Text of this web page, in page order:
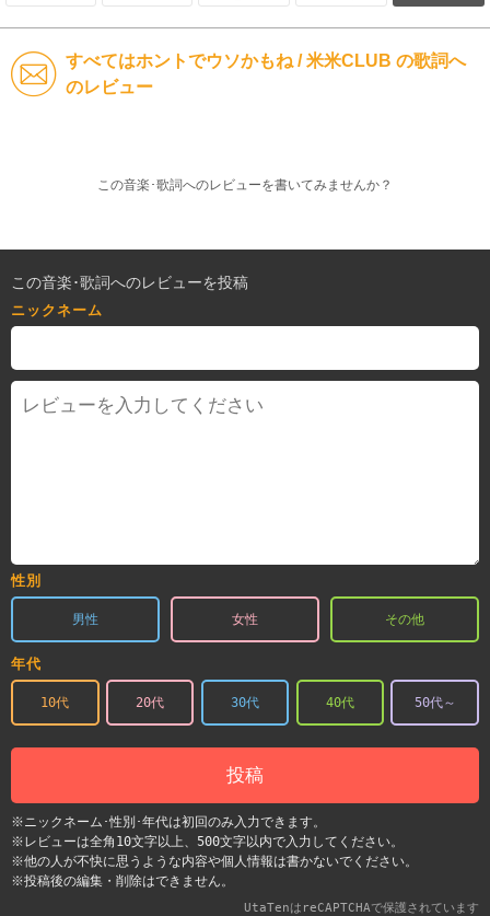
すべてはホントでウソかもね / 米米CLUB の歌詞へ
のレビュー
この音楽･歌詞へのレビューを書いてみませんか？
この音楽･歌詞へのレビューを投稿
ニックネーム
性別
男性 女性 その他
年代
10代 20代 30代 40代 50代～
投稿
※ニックネーム･性別･年代は初回のみ入力できます。
※レビューは全角10文字以上、500文字以内で入力してください。
※他の人が不快に思うような内容や個人情報は書かないでください。
※投稿後の編集・削除はできません。
UtaTenはreCAPTCHAで保護されています